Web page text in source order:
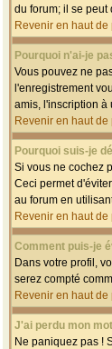
du forum; il se peut
Revenir en haut de
Pourquoi n'ai-je
Vous pouvez ne
l'enregistrement
amis, l'inscription à
Revenir en haut de
Pourquoi suis-je
Si vous ne cochez
Ceci permet
au forum en
Revenir en haut de
Comment puis-je
Dans votre profil,
serez compté
Revenir en haut de
J'ai perdu mon
Ne paniquez pas !